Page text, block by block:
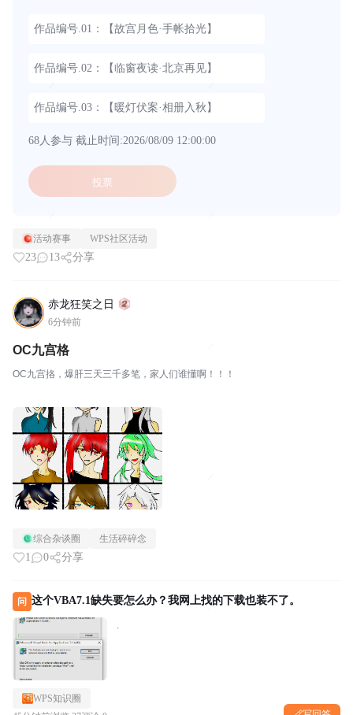
作品编号.01：【故宫月色·手帐拾光】
作品编号.02：【临窗夜读·北京再见】
作品编号.03：【暖灯伏案·相册入秋】
68人参与 截止时间:2026/08/09 12:00:00
投票
活动赛事 WPS社区活动
23 13 分享
赤龙狂笑之日
6分钟前
OC九宫格
OC九宫挌，爆肝三天三千多笔，家人们谁懂啊！！！
综合杂谈圈 生活碎碎念
1 0 分享
问 这个VBA7.1缺失要怎么办？我网上找的下载也装不了。
.
WPS知识圈